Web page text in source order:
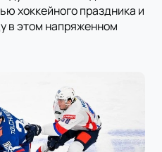
хоккейного праздника и
в этом напряженном